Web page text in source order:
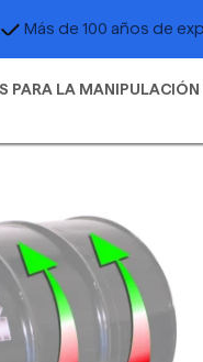
Más de 100 años de
PARA LA MANIPULACIÓN